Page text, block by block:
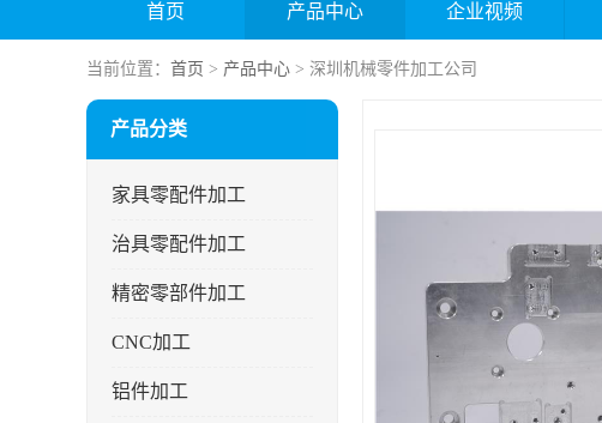
首页 产品中心 企业视频
当前位置： 首页 > 产品中心 > 深圳机械零件加工公司
产品分类
家具零配件加工
治具零配件加工
精密零部件加工
CNC加工
铝件加工